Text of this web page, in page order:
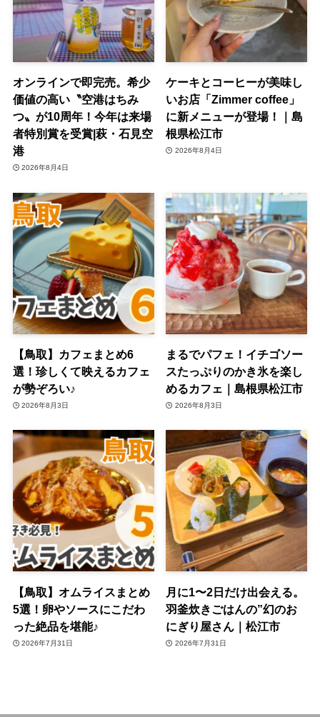
オンラインで即完売。希少
価値の高い〝空港はちみ
つ〟が10周年！今年は来場
者特別賞を受賞|萩・石見空
港
2026年8月4日
ケーキとコーヒーが美味し
いお店「Zimmer coffee」
に新メニューが登場！｜島
根県松江市
2026年8月4日
【鳥取】カフェまとめ6
選！珍しくて映えるカフェ
が勢ぞろい♪
2026年8月3日
まるでパフェ！イチゴソー
スたっぷりのかき氷を楽し
めるカフェ｜島根県松江市
2026年8月3日
【鳥取】オムライスまとめ
5選！卵やソースにこだわ
った絶品を堪能♪
2026年7月31日
月に1〜2日だけ出会える。
羽釜炊きごはんの”幻のお
にぎり屋さん｜松江市
2026年7月31日